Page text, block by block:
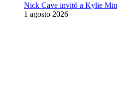
Nick Cave invitó a Kylie
1 agosto 2026